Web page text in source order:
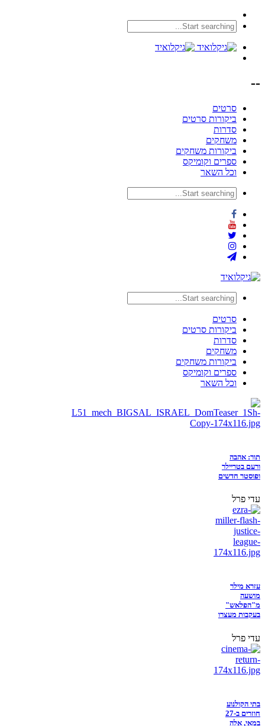
--
סרטים
ביקורות סרטים
סדרות
משחקים
ביקורות משחקים
ספרים וקומיקס
וכל השאר
סרטים
ביקורות סרטים
סדרות
משחקים
ביקורות משחקים
ספרים וקומיקס
וכל השאר
תור: אהבה
ורעם בטריילר
ופוסטר חדשים
עדי פרל
עזרא מילר
מושעה
מ"הפלאש"
בעקבות מעצרו
עדי פרל
בתי הקולנוע
חוזרים ב-27
במאי, אלה